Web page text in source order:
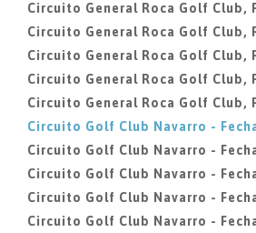
Circuito General Roca Golf Club,
Circuito General Roca Golf Club,
Circuito General Roca Golf Club,
Circuito General Roca Golf Club,
Circuito General Roca Golf Club,
Circuito Golf Club Navarro -
Circuito Golf Club Navarro -
Circuito Golf Club Navarro -
Circuito Golf Club Navarro -
Circuito Golf Club Navarro -